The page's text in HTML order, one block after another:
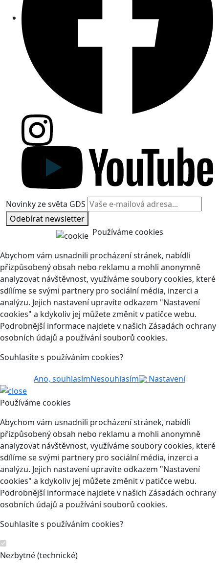
Novinky ze světa GDS
Odebírat newsletter
Používáme cookies
Abychom vám usnadnili procházení stránek, nabídli
přizpůsobený obsah nebo reklamu a mohli anonymně
analyzovat návštěvnost, využíváme soubory cookies, které
sdílíme se svými partnery pro sociální média, inzerci a
analýzu. Jejich nastavení upravíte odkazem "Nastavení
cookies" a kdykoliv jej můžete změnit v patičce webu.
Podrobnější informace najdete v našich Zásadách ochrany
osobních údajů a používání souborů cookies.
Souhlasíte s používáním cookies?
Ano, souhlasímNesouhlasím Nastavení
Používáme cookies
Abychom vám usnadnili procházení stránek, nabídli
přizpůsobený obsah nebo reklamu a mohli anonymně
analyzovat návštěvnost, využíváme soubory cookies, které
sdílíme se svými partnery pro sociální média, inzerci a
analýzu. Jejich nastavení upravíte odkazem "Nastavení
cookies" a kdykoliv jej můžete změnit v patičce webu.
Podrobnější informace najdete v našich Zásadách ochrany
osobních údajů a používání souborů cookies.
Souhlasíte s používáním cookies?
Nezbytné (technické)